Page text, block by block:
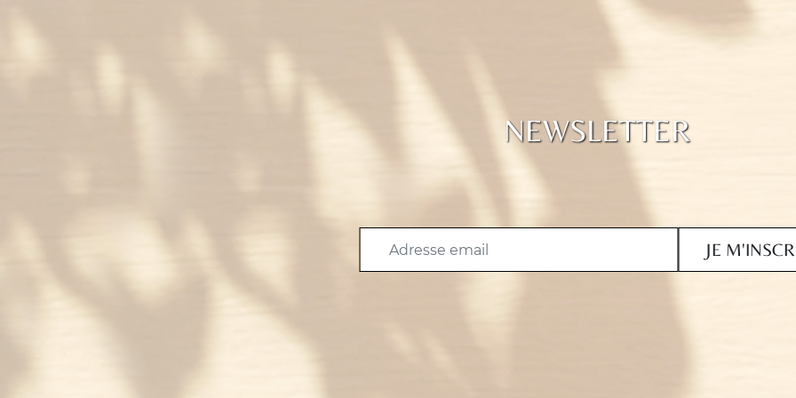
NEWSLETTER
JE